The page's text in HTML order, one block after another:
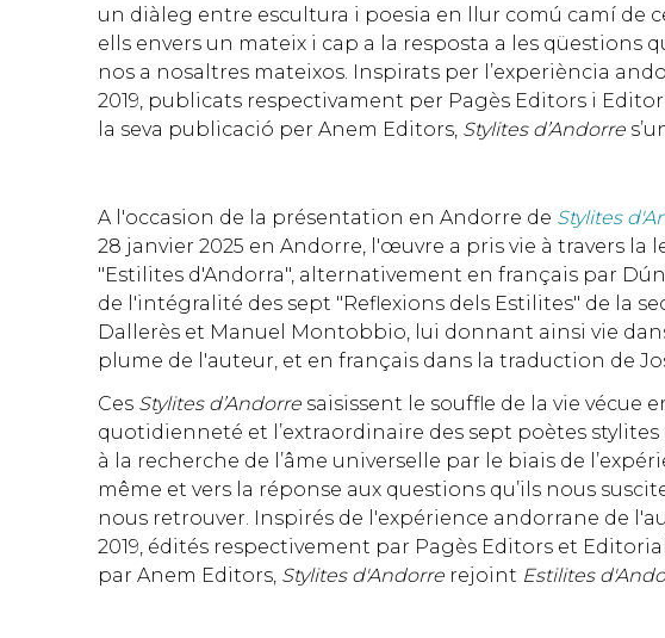
un diàleg entre escultura i poesia en llur comú camí de
ells envers un mateix i cap a la resposta a les
nos a nosaltres mateixos. Inspirats per l’experiència
2019, publicats respectivament per Pagès Editors i
la seva publicació per Anem Editors, Stylites d’Andorre
A l'occasion de la présentation en Andorre de Stylites
28 janvier 2025 en Andorre, l'œuvre a pris vie à travers la
"Estilites d'Andorra", alternativement en français par
de l'intégralité des sept "Reflexions dels Estilites" de la
Dallerès et Manuel Montobbio, lui donnant ainsi vie
plume de l'auteur, et en français dans la traduction de
Ces Stylites d’Andorre saisissent le souffle de la vie vécue
quotidienneté et l’extraordinaire des sept poètes
à la recherche de l’âme universelle par le biais de
même et vers la réponse aux questions qu’ils nous
nous retrouver. Inspirés de l'expérience andorrane de
2019, édités respectivement par Pagès Editors et
par Anem Editors, Stylites d'Andorre rejoint Estilites